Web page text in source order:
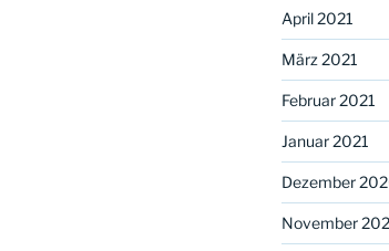
April 2021
März 2021
Februar 2021
Januar 2021
Dezember
November